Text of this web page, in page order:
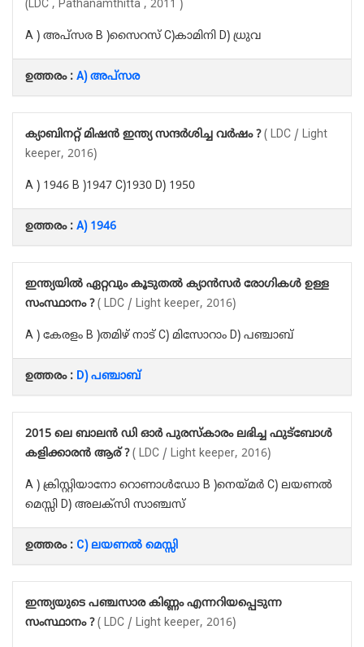
(LDC , Pathanamthitta , 2011 )
A ) അപ്സര B )സൈറസ് C)കാമിനി D) ധ്രുവ
ഉത്തരം : A) അപ്സര
ക്യാബിനറ്റ് മിഷൻ ഇന്ത്യ സന്ദർശിച്ച വർഷം ?( LDC / Light
keeper, 2016)
A ) 1946 B )1947 C)1930 D) 1950
ഉത്തരം : A) 1946
ഇന്ത്യയിൽ ഏറ്റവും കൂടുതൽ ക്യാൻസർ രോഗികൾ ഉള്ള
സംസ്ഥാനം ?( LDC / Light keeper, 2016)
A ) കേരളം B )തമിഴ് നാട് C) മിസോറാം D) പഞ്ചാബ്
ഉത്തരം : D) പഞ്ചാബ്
2015 ലെ ബാലൻ ഡി ഓർ പുരസ്‌കാരം ലഭിച്ച ഫുട്ബോൾ
കളിക്കാരൻ ആര് ?( LDC / Light keeper, 2016)
A ) ക്രിസ്റ്റിയാനോ റൊണാൾഡോ B )നെയ്മർ C) ലയണൽ
മെസ്സി D) അലക്സി സാഞ്ചസ്
ഉത്തരം : C) ലയണൽ മെസ്സി
ഇന്ത്യയുടെ പഞ്ചസാര കിണ്ണം എന്നറിയപ്പെടുന്ന
സംസ്ഥാനം ?( LDC / Light keeper, 2016)